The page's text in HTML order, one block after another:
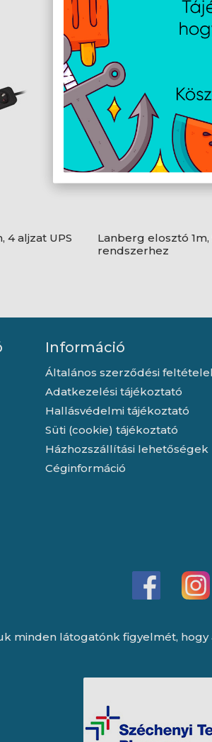
4 aljzat UPS
Lanberg elosztó 1m,
rendszerhez
Információ
Általános szerződési
Adatkezelési tájékoztató
Hallásvédelmi tájékoztató
Süti (cookie) tájékoztató
Házhozszállítási lehetőségek
Céginformáció
minden látogatónk figyelmét,